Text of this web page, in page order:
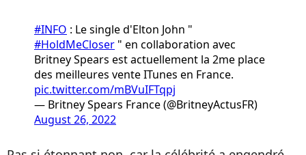
#INFO : Le single d'Elton John "
#HoldMeCloser " en collaboration avec
Britney Spears est actuellement la 2me place
des meilleures vente ITunes en France.
pic.twitter.com/mBVuIFTqpj
— Britney Spears France (@BritneyActusFR)
August 26, 2022